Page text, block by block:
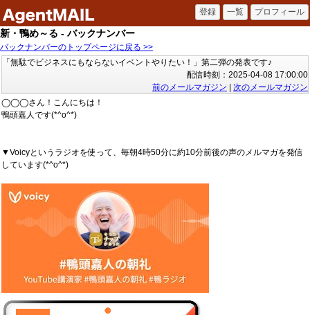
新・鴨め～る - バックナンバー
バックナンバーのトップページに戻る >>
「無駄でビジネスにもならないイベントやりたい！」第二弾の発表です♪
配信時刻：2025-04-08 17:00:00
前のメールマガジン
次のメールマガジン
◯◯◯さん！こんにちは！
鴨頭嘉人です(*^o^*)
▼Voicyというラジオを使って、毎朝4時50分に約10分前後の声のメルマガを発信
しています(*^o^*)